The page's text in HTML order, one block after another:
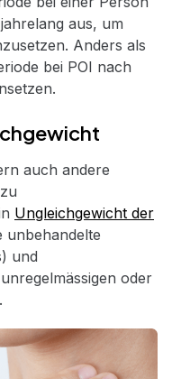
aus, um
Anders als
bei POI nach
auch andere
Ungleichgewicht der
unbehandelte
und
oder